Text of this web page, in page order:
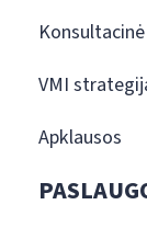
VMI
Apklausos